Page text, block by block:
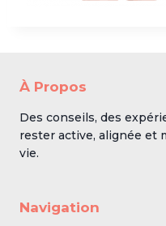
À Propos
Des conseils, des
rester active, alignée et
vie.
Navigation